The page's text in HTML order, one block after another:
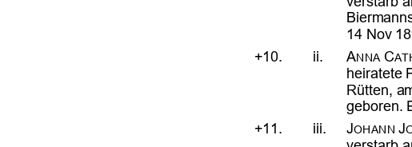
   
   